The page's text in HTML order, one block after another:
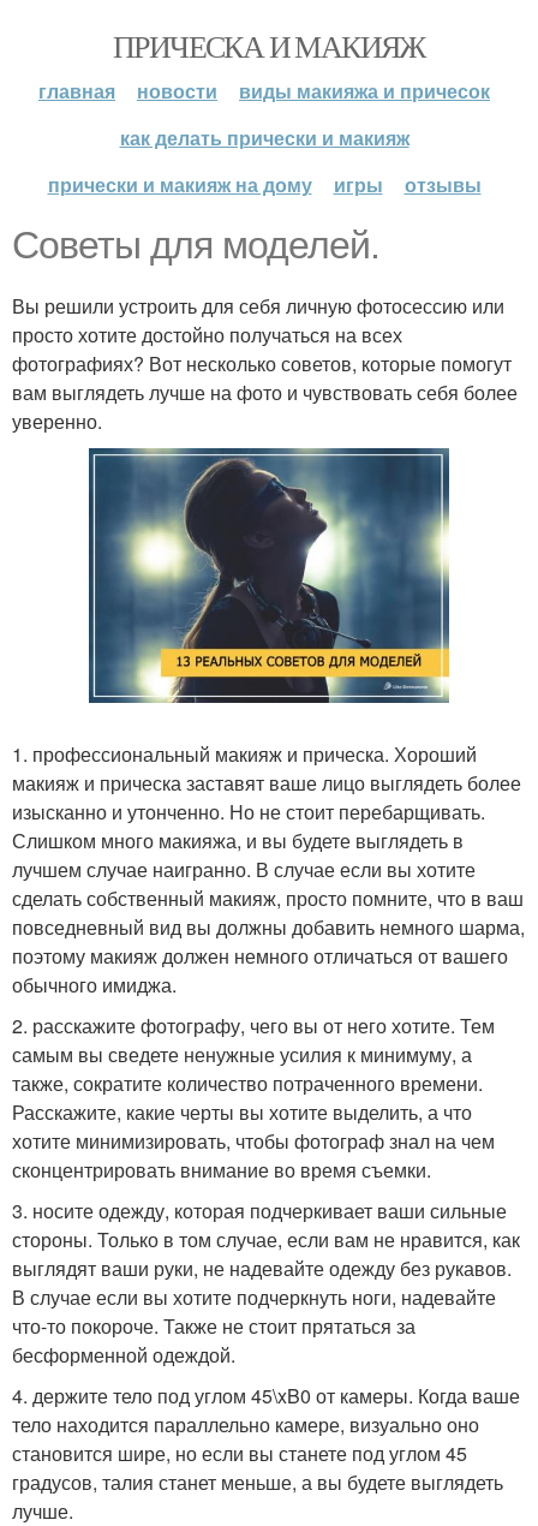
ПРИЧЕСКА И МАКИЯЖ
главная новости
виды макияжа и причесок
как делать прически и макияж
прически и макияж на дому
игры отзывы
Советы для моделей.
Вы решили устроить для себя личную фотосессию или
просто хотите достойно получаться на всех
фотографиях? Вот несколько советов, которые помогут
вам выглядеть лучше на фото и чувствовать себя более
уверенно.
1. профессиональный макияж и прическа. Хороший
макияж и прическа заставят ваше лицо выглядеть более
изысканно и утонченно. Но не стоит перебарщивать.
Слишком много макияжа, и вы будете выглядеть в
лучшем случае наигранно. В случае если вы хотите
сделать собственный макияж, просто помните, что в ваш
повседневный вид вы должны добавить немного шарма,
поэтому макияж должен немного отличаться от вашего
обычного имиджа.
2. расскажите фотографу, чего вы от него хотите. Тем
самым вы сведете ненужные усилия к минимуму, а
также, сократите количество потраченного времени.
Расскажите, какие черты вы хотите выделить, а что
хотите минимизировать, чтобы фотограф знал на чем
сконцентрировать внимание во время съемки.
3. носите одежду, которая подчеркивает ваши сильные
стороны. Только в том случае, если вам не нравится, как
выглядят ваши руки, не надевайте одежду без рукавов.
В случае если вы хотите подчеркнуть ноги, надевайте
что-то покороче. Также не стоит прятаться за
бесформенной одеждой.
4. держите тело под углом 45\xB0 от камеры. Когда ваше
тело находится параллельно камере, визуально оно
становится шире, но если вы станете под углом 45
градусов, талия станет меньше, а вы будете выглядеть
лучше.